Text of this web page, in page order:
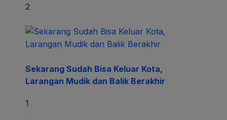
2
Sekarang Sudah Bisa Keluar Kota,
Larangan Mudik dan Balik Berakhir
1